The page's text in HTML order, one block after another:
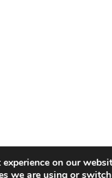
on our
we are using or